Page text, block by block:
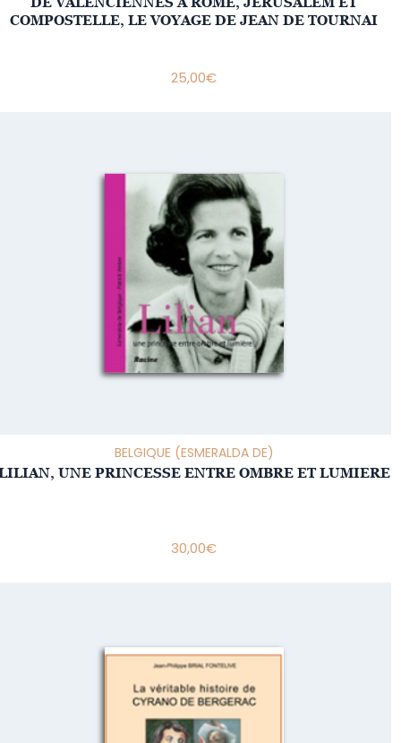
COMPOSTELLE, LE VOYAGE DE JEAN DE TOURNAI
25,00€
BELGIQUE (ESMERALDA DE)
UNE PRINCESSE ENTRE OMBRE ET LUMIERE
30,00€